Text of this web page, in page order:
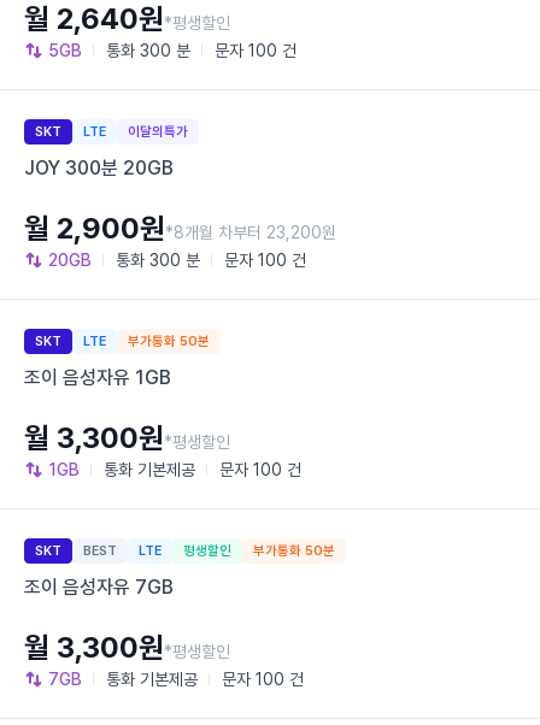
5GB 통화 300 분 문자 100 건
월 2,640원*평생할인
SKT LTE 이달의특가
JOY 300분 20GB
20GB 통화 300 분 문자 100 건
월 2,900원*8개월 차부터 23,200원
SKT LTE 부가통화 50분
조이 음성자유 1GB
1GB 통화 기본제공 문자 100 건
월 3,300원*평생할인
SKT BEST LTE 평생할인 부가통화 50분
조이 음성자유 7GB
7GB 통화 기본제공 문자 100 건
월 3,300원*평생할인